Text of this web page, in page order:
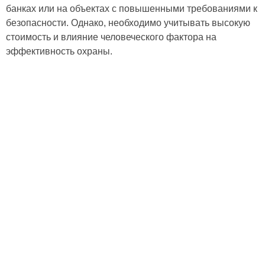
банках или на объектах с повышенными требованиями к
безопасности. Однако, необходимо учитывать высокую
стоимость и влияние человеческого фактора на
эффективность охраны.